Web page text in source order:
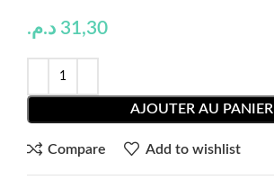
31,30 د.م.
AJOUTER AU PANIER
Compare Add to wishlist